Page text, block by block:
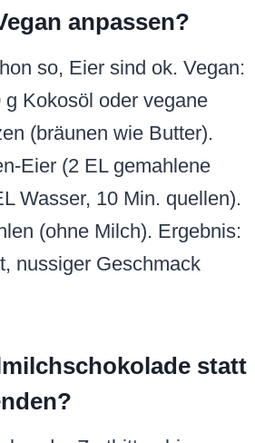
statt
oder Zartbitterchips
Weiße bleibt milder,
Nicht übertreiben,
wie beschrieben,
Chewiness.
für Anfänger?
25-30 Min., aber Ofen
160 °C senken, 22-27